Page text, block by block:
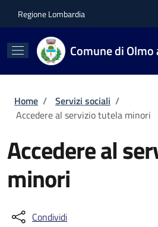
Regione Lombardia
Comune di
Briciole di pane
Home / Servizi sociali /
Accedere al servizio tutela minori
Accedere al
minori
Condividi